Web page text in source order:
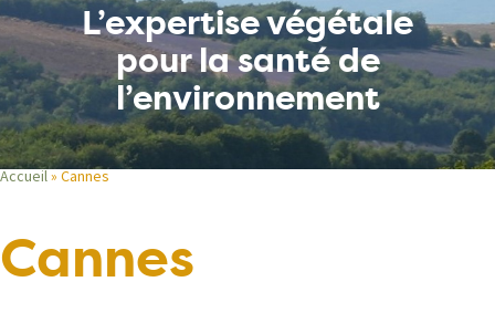
L’expertise végétale
pour la santé de
l’environnement
d'Ariane
Accueil Cannes
Cannes